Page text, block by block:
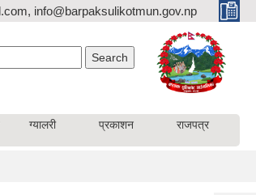
info@barpaksulikotmun.gov.np
ग्यालरी प्रकाशन राजपत्र